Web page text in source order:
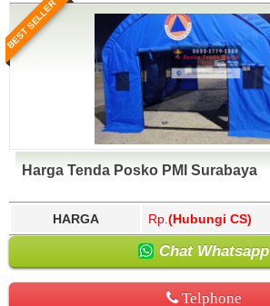
BEST SELLER
Harga Tenda Posko PMI Surabaya
HARGA Rp. (Hubungi CS)
Chat Whatsapp
Telphone